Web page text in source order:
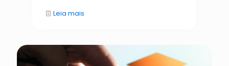
Leia mais